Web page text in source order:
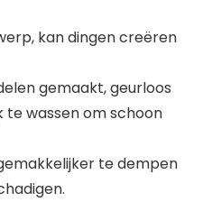
kan dingen creëren
gemaakt, geurloos
wassen om schoon
te dempen